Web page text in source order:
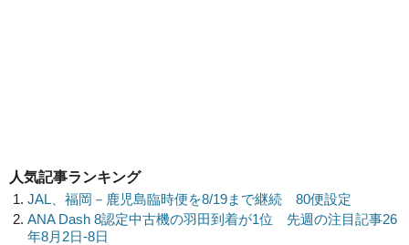
人気記事ランキング
JAL、福岡－鹿児島臨時便を8/19まで継続 80便設定
ANA Dash 8認定中古機の羽田到着が1位 先週の注目記事26
年8月2日-8日